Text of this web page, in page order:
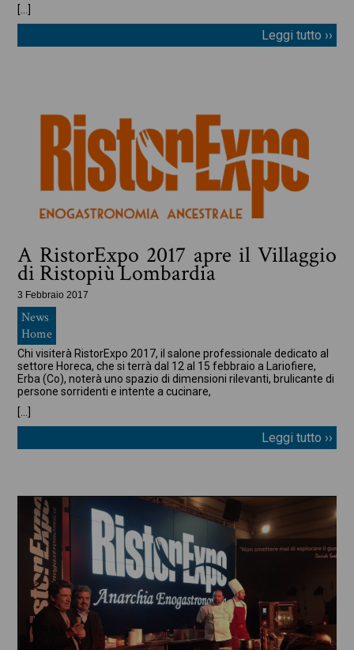
[…]
Leggi tutto ››
A RistorExpo 2017 apre il Villaggio
di Ristopiù Lombardia
3 Febbraio 2017
News
Home
Chi visiterà RistorExpo 2017, il salone professionale dedicato al
settore Horeca, che si terrà dal 12 al 15 febbraio a Lariofiere,
Erba (Co), noterà uno spazio di dimensioni rilevanti, brulicante di
persone sorridenti e intente a cucinare,
Leggi tutto ››